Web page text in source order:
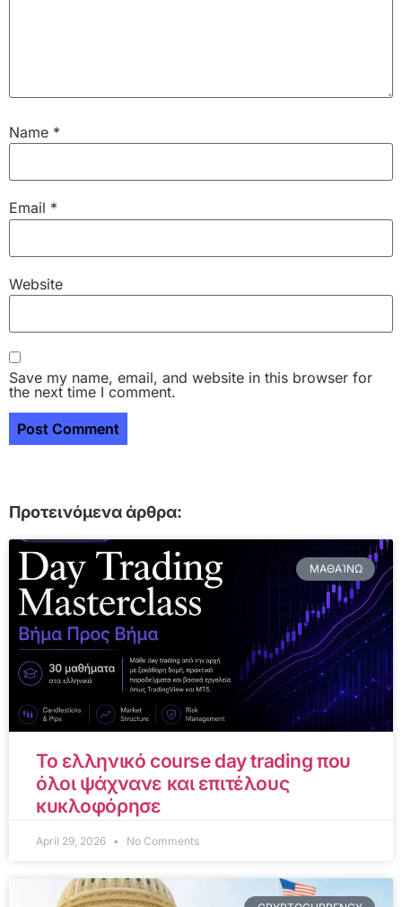
Name *
Email *
Website
Save my name, email, and website in this browser for
the next time I comment.
Προτεινόμενα άρθρα:
ΜΑΘΑΊΝΩ
Το ελληνικό course day trading που
όλοι ψάχνανε και επιτέλους
κυκλοφόρησε
April 29, 2026 No Comments